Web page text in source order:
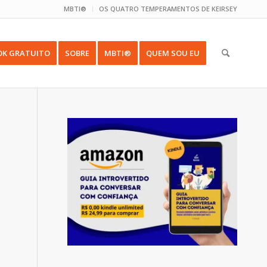
MBTI® OS QUATRO TEMPERAMENTOS DE KEIRSEY
GRATUITO SOBRE MBTI® QUEM SOU EU